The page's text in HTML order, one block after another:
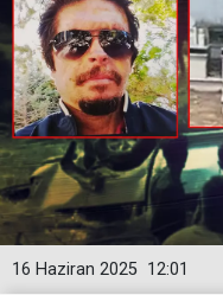
12:01
16 Haziran 2025